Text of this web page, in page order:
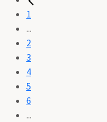
1
...
2
3
4
5
6
...